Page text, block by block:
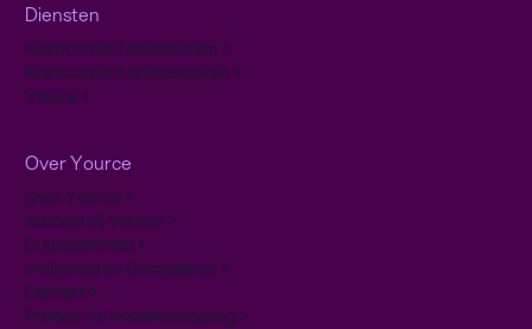
Diensten
Klantcontact uitbesteden
Klantcontact optimaliseren
Yava.ai
Over Yource
Over Yource
Werken bij Yource
Duurzaamheid
Veiligheid en Compliance
Contact
Privacy- en cookieverklaring